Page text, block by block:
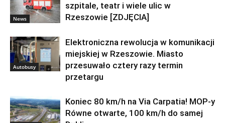
News
szpitale, teatr i wiele ulic w
Rzeszowie [ZDJĘCIA]
Autobusy
Elektroniczna rewolucja w komunikacji
miejskiej w Rzeszowie. Miasto
przesuwało cztery razy termin
przetargu
Koniec 80 km/h na Via Carpatia! MOP-y
Równe otwarte, 100 km/h do samej